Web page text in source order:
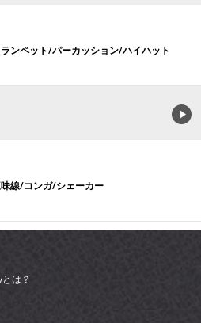
ンペット/パーカッション/ハイハット
線/コンガ/シェーカー
は？